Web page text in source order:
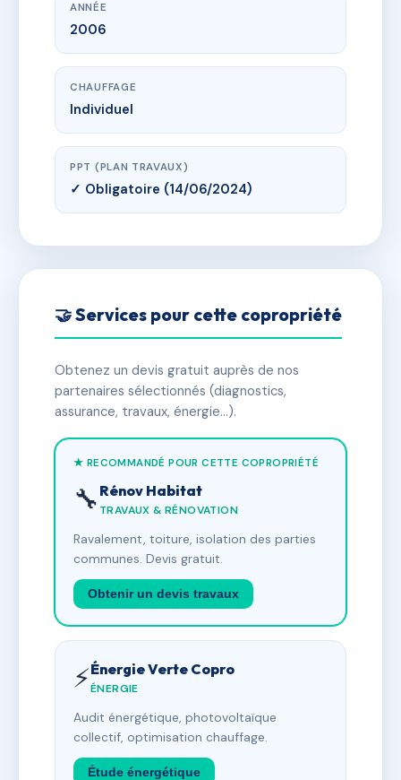
ANNÉE
2006
CHAUFFAGE
Individuel
PPT (PLAN TRAVAUX)
✓ Obligatoire (14/06/2024)
🤝 Services pour cette copropriété
Obtenez un devis gratuit auprès de nos
partenaires sélectionnés (diagnostics,
assurance, travaux, énergie…).
★ RECOMMANDÉ POUR CETTE COPROPRIÉTÉ
🔧 Rénov Habitat
TRAVAUX & RÉNOVATION
Ravalement, toiture, isolation des parties
communes. Devis gratuit.
Obtenir un devis travaux
⚡Énergie Verte Copro
ÉNERGIE
Audit énergétique, photovoltaïque
collectif, optimisation chauffage.
Étude énergétique